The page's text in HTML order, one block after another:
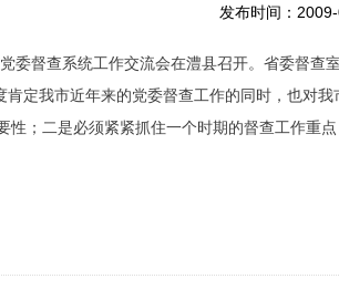
发布时间：
委督查系统工作交流会在澧县召开。省委督查
肯定我市近年来的党委督查工作的同时，也对
性；二是必须紧紧抓住一个时期的督查工作重